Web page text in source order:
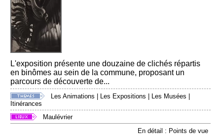
L'exposition présente une douzaine de clichés répartis
en binômes au sein de la commune, proposant un
parcours de découverte de...
Les Animations Les Expositions Les Musées
Itinérances
Maulévrier
En détail : Points de vue